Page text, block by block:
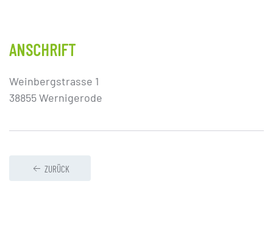
ANSCHRIFT
Weinbergstrasse 1
38855 Wernigerode
ZURÜCK